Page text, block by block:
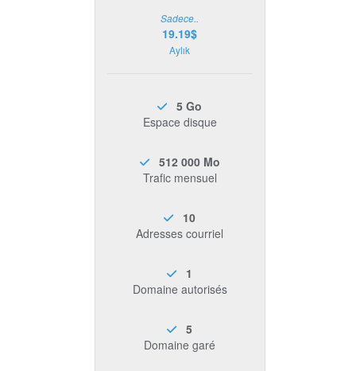
Sadece..
19.19$
Aylık
5 Go
Espace disque
512 000 Mo
Trafic mensuel
10
Adresses courriel
1
Domaine autorisés
5
Domaine garé